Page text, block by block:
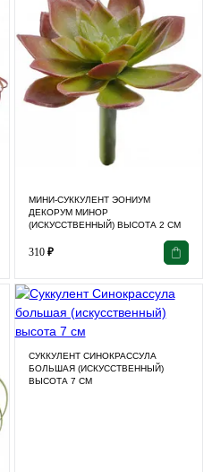
МИНИ-СУККУЛЕНТ ЭОНИУМ
ДЕКОРУМ МИНОР
(ИСКУССТВЕННЫЙ) ВЫСОТА 2 СМ
310 ₽
СУККУЛЕНТ СИНОКРАССУЛА
БОЛЬШАЯ (ИСКУССТВЕННЫЙ)
ВЫСОТА 7 СМ